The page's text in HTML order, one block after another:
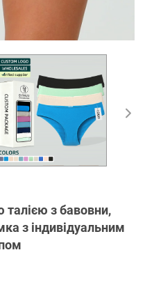
талією з бавовни,
з індивідуальним